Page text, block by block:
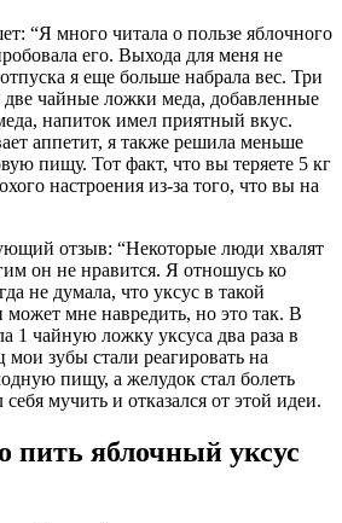
“Я много читала о пользе яблочного
его. Выхода для меня не
я еще больше набрала вес. Три
две чайные ложки меда, добавленные
напиток имел приятный вкус.
аппетит, я также решила меньше
пищу. Тот факт, что вы теряете 5 кг
настроения из-за того, что вы на
отзыв: “Некоторые люди хвалят
он не нравится. Я отношусь ко
не думала, что уксус в такой
мне навредить, но это так. В
1 чайную ложку уксуса два раза в
мои зубы стали реагировать на
пищу, а желудок стал болеть
мучить и отказался от этой идеи.
пить яблочный уксус